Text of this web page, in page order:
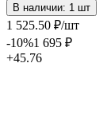
В наличии: 1 шт
1 525.50 ₽/шт
-10%1 695 ₽
+45.76